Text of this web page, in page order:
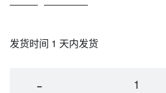
发货时间 1 天内发货
−